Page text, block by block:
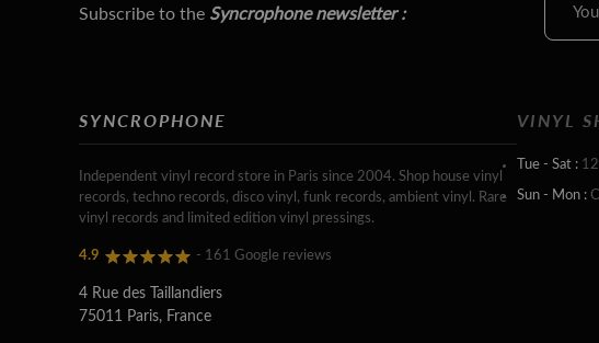
Subscribe to the Syncrophone newsletter :
SYNCROPHONE
Independent vinyl record store in Paris since 2004. Shop house vinyl
records, techno records, disco vinyl, funk records, ambient vinyl. Rare
vinyl records and limited edition vinyl pressings.
4.9 - 161 Google reviews
4 Rue des Taillandiers
75011 Paris, France
VINYL
Tue - Sat :
Sun - Mon :